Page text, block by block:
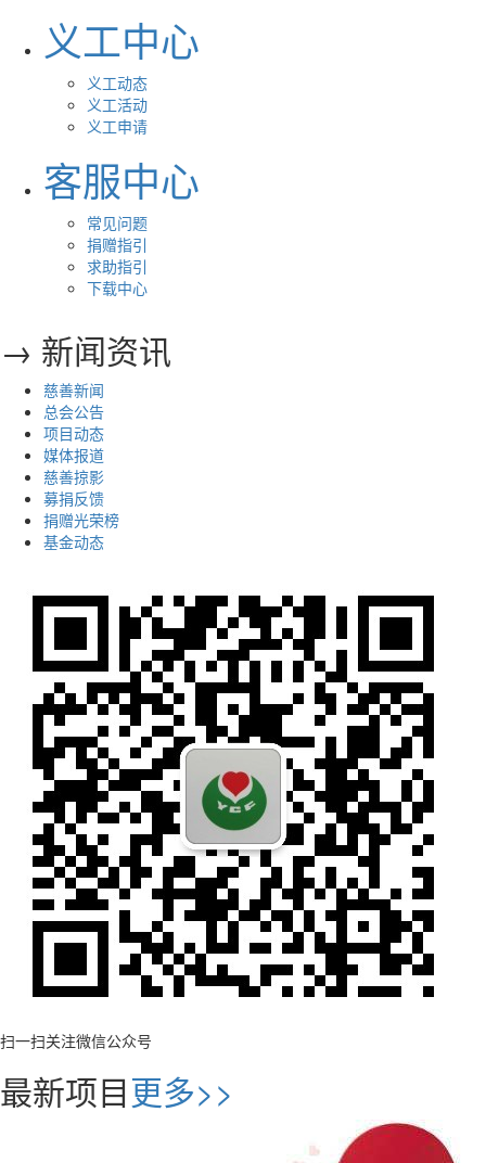
义工中心
义工动态
义工活动
义工申请
客服中心
常见问题
捐赠指引
求助指引
下载中心
→ 新闻资讯
慈善新闻
总会公告
项目动态
媒体报道
慈善掠影
募捐反馈
捐赠光荣榜
基金动态
扫一扫关注微信公众号
最新项目更多>>